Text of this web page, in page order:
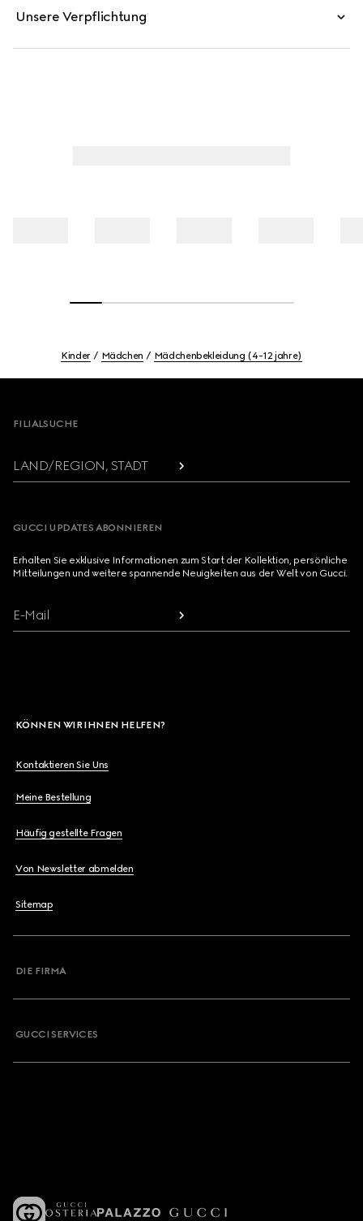
Unsere Verpflichtung
Kinder Mädchen Mädchenbekleidung (4-12 jahre)
FILIALSUCHE
LAND/REGION, STADT
GUCCI UPDATES ABONNIEREN
Erhalten Sie exklusive Informationen zum Start der Kollektion, persönliche
Mitteilungen und weitere spannende Neuigkeiten aus der Welt von Gucci.
E-Mail
KÖNNEN WIR IHNEN HELFEN?
Kontaktieren Sie Uns
Meine Bestellung
Häufig gestellte Fragen
Von Newsletter abmelden
Sitemap
DIE FIRMA
GUCCI SERVICES